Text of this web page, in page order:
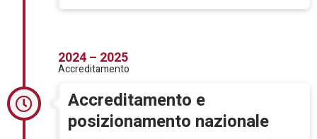
2024 – 2025
Accreditamento
Accreditamento e
posizionamento nazionale